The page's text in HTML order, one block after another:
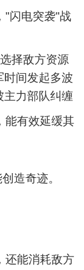
"闪电突袭"战
择敌方资源
时间发起多波
主力部队纠缠
能有效延缓其
造奇迹。
还能消耗敌方